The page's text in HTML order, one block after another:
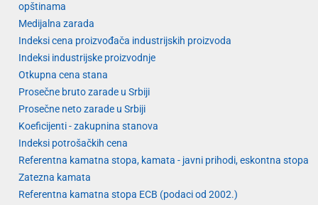
opštinama
Medijalna zarada
Indeksi cena proizvođača industrijskih proizvoda
Indeksi industrijske proizvodnje
Otkupna cena stana
Prosečne bruto zarade u Srbiji
Prosečne neto zarade u Srbiji
Koeficijenti - zakupnina stanova
Indeksi potrošačkih cena
Referentna kamatna stopa, kamata - javni prihodi, eskontna stopa
Zatezna kamata
Referentna kamatna stopa ECB (podaci od 2002.)